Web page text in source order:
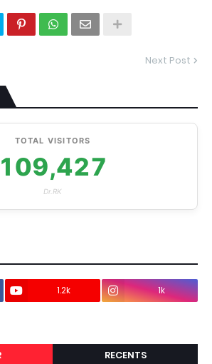
Next Post
TOTAL VISITORS
109,427
Dr.RK
1.2k
1k
RECENTS